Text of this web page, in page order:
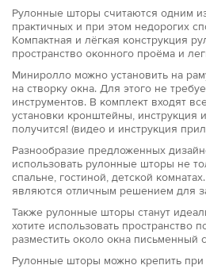
Рулонные шторы считаются одним
практичных и при этом недорогих
Компактная и лёгкая конструкция
пространство оконного проёма и
Миниролло можно установить на
на створку окна. Для этого не
инструментов. В комплект входят
установки кронштейны, инструкция
получится! (видео и инструкция
Разнообразие предложенных
использовать рулонные шторы не
спальне, гостиной, детской
являются отличным решением для
Также рулонные шторы станут
хотите использовать пространство
разместить около окна письменный
Рулонные шторы можно крепить